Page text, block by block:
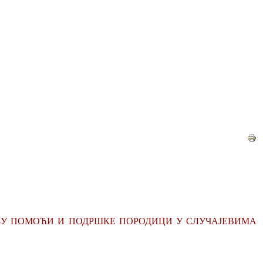
ПОМОЋИ И ПОДРШКЕ ПОРОДИЦИ У СЛУЧАЈЕВИМА